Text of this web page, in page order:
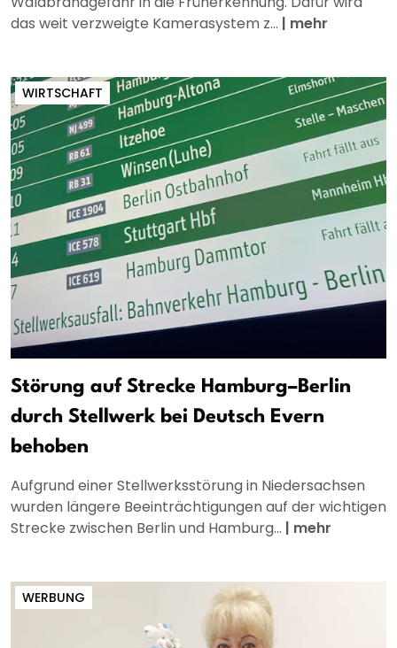
das weit verzweigte Kamerasystem z... | mehr
WIRTSCHAFT
Störung auf Strecke Hamburg–Berlin
durch Stellwerk bei Deutsch Evern
behoben
Aufgrund einer Stellwerksstörung in Niedersachsen
wurden längere Beeinträchtigungen auf der wichtigen
Strecke zwischen Berlin und Hamburg... | mehr
WERBUNG